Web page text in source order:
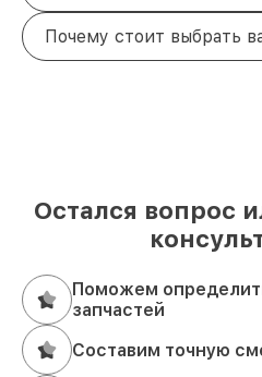
Почему стоит выбрать
Остался вопрос
Поможем
запчастей
Составим точную